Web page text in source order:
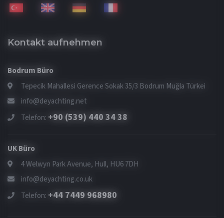
Kontakt aufnehmen
Bodrum Büro
Tepecik Mahallesi Gerence Sokak 35/3 Bodrum Muğla Türkei
info@deyachting.net
Telefon: +90 (539) 440 34 38
UK Büro
4 Welwyn Park Avenue, Hull, HU6 7DH
info@deyachting.co.uk
Telefon: +44 7449 968980